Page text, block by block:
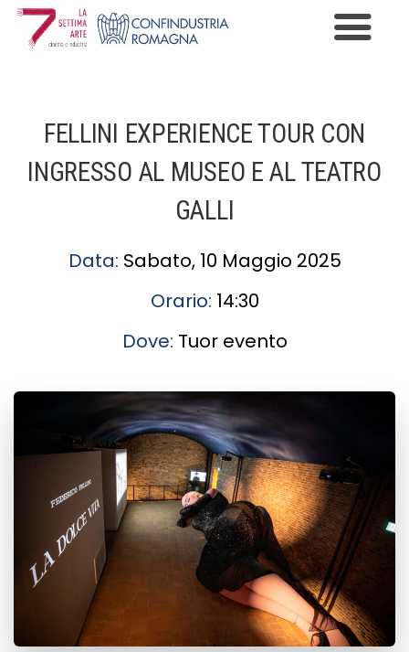
Programma
Edizioni
FELLINI EXPERIENCE TOUR CON
INGRESSO AL MUSEO E AL TEATRO
GALLI
Data: Sabato, 10 Maggio 2025
Orario: 14:30
Dove: Tuor evento